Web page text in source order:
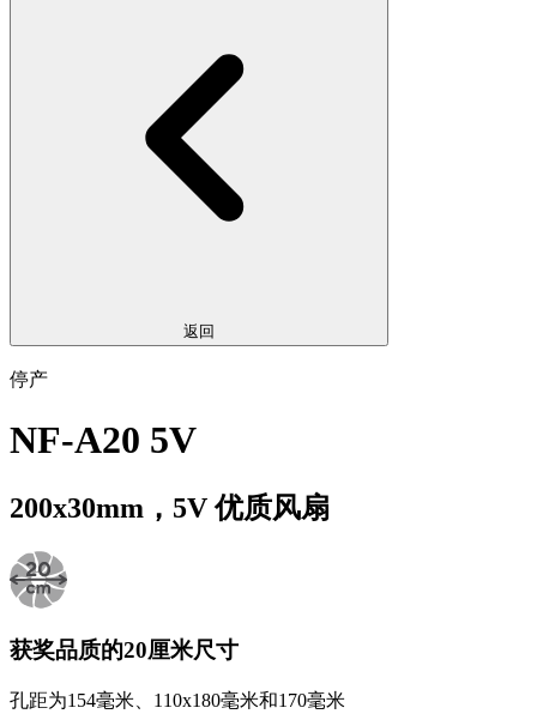
返回
停产
NF-A20 5V
200x30mm，5V 优质风扇
获奖品质的20厘米尺寸
孔距为154毫米、110x180毫米和170毫米